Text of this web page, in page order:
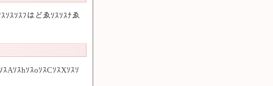
ｿｽｿｽﾌはどゑｿｽｿｽﾅゑ
AｿｽhｿｽoｿｽCｿｽXｿｽｿ